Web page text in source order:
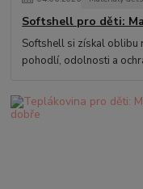
Softshell pro děti:
Softshell si získal oblibu
pohodlí, odolnosti a